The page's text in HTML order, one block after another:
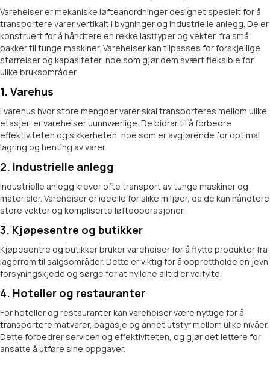
Vareheiser er mekaniske løfteanordninger designet spesielt for å
transportere varer vertikalt i bygninger og industrielle anlegg. De er
konstruert for å håndtere en rekke lasttyper og vekter, fra små
pakker til tunge maskiner. Vareheiser kan tilpasses for forskjellige
størrelser og kapasiteter, noe som gjør dem svært fleksible for
ulike bruksområder.
1. Varehus
I varehus hvor store mengder varer skal transporteres mellom ulike
etasjer, er vareheiser uunnværlige. De bidrar til å forbedre
effektiviteten og sikkerheten, noe som er avgjørende for optimal
lagring og henting av varer.
2. Industrielle anlegg
Industrielle anlegg krever ofte transport av tunge maskiner og
materialer. Vareheiser er ideelle for slike miljøer, da de kan håndtere
store vekter og kompliserte løfteoperasjoner.
3. Kjøpesentre og butikker
Kjøpesentre og butikker bruker vareheiser for å flytte produkter fra
lagerrom til salgsområder. Dette er viktig for å opprettholde en jevn
forsyningskjede og sørge for at hyllene alltid er velfylte.
4. Hoteller og restauranter
For hoteller og restauranter kan vareheiser være nyttige for å
transportere matvarer, bagasje og annet utstyr mellom ulike nivåer.
Dette forbedrer servicen og effektiviteten, og gjør det lettere for
ansatte å utføre sine oppgaver.